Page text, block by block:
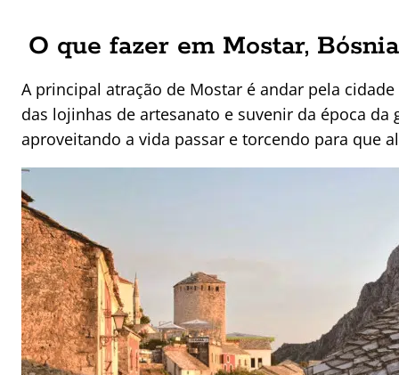
O que fazer em Mostar, Bósnia
A principal atração de Mostar é andar pela
das lojinhas de artesanato e suvenir da época
aproveitando a vida passar e torcendo para que